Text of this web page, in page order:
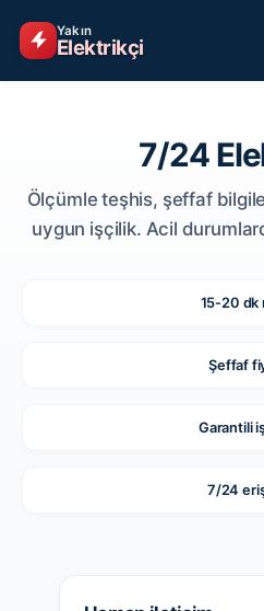
Yakın
Elektrikçi
7/24
Ölçümle teşhis, şeffaf
uygun işçilik. Acil
15-20 dk
Şeffaf
Garantili
7/24